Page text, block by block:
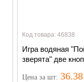
Код товара: 46838
Игра водяная
зверята" две
Ценаза шт: 36.38